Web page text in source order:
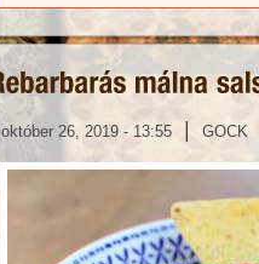
október 26, 2019 - 13:55 | GOCK